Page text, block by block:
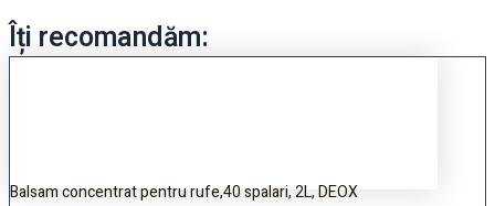
Îți recomandăm:
Balsam concentrat pentru rufe,40 spalari, 2L, DEOX